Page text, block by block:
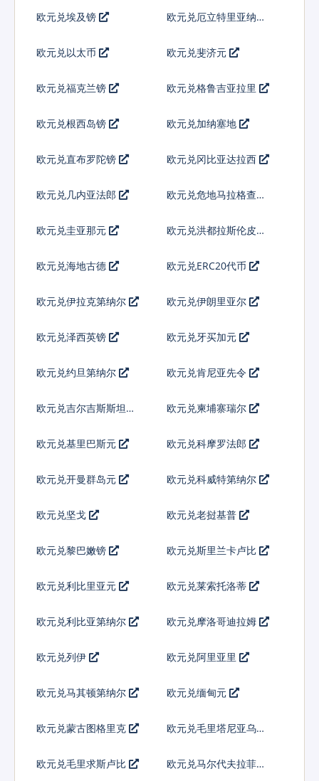
欧元兑埃及镑
欧元兑厄立特里亚纳克
欧元兑以太币 欧元兑斐济元
欧元兑福克兰镑 欧元兑格鲁吉亚拉里
欧元兑根西岛镑 欧元兑加纳塞地
欧元兑直布罗陀镑 欧元兑冈比亚达拉西
欧元兑几内亚法郎 欧元兑危地马拉格查尔
欧元兑圭亚那元 欧元兑洪都拉斯伦皮拉
欧元兑海地古德 欧元兑ERC20代币
欧元兑伊拉克第纳尔 欧元兑伊朗里亚尔
欧元兑泽西英镑 欧元兑牙买加元
欧元兑约旦第纳尔 欧元兑肯尼亚先令
欧元兑吉尔吉斯斯坦索
欧元兑柬埔寨瑞尔
欧元兑基里巴斯元 欧元兑科摩罗法郎
欧元兑开曼群岛元 欧元兑科威特第纳尔
欧元兑坚戈 欧元兑老挝基普
欧元兑黎巴嫩镑 欧元兑斯里兰卡卢比
欧元兑利比里亚元 欧元兑莱索托洛蒂
欧元兑利比亚第纳尔 欧元兑摩洛哥迪拉姆
欧元兑列伊 欧元兑阿里亚里
欧元兑马其顿第纳尔 欧元兑缅甸元
欧元兑蒙古图格里克
欧元兑毛里塔尼亚乌吉
欧元兑毛里求斯卢比 欧元兑马尔代夫拉菲亚